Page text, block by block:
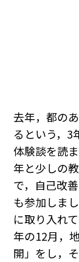
去年，都の
るという，3
体験談を読
年と少しの
で，自己改
も参加しま
に取り入れ
年の12月，
開」をし，